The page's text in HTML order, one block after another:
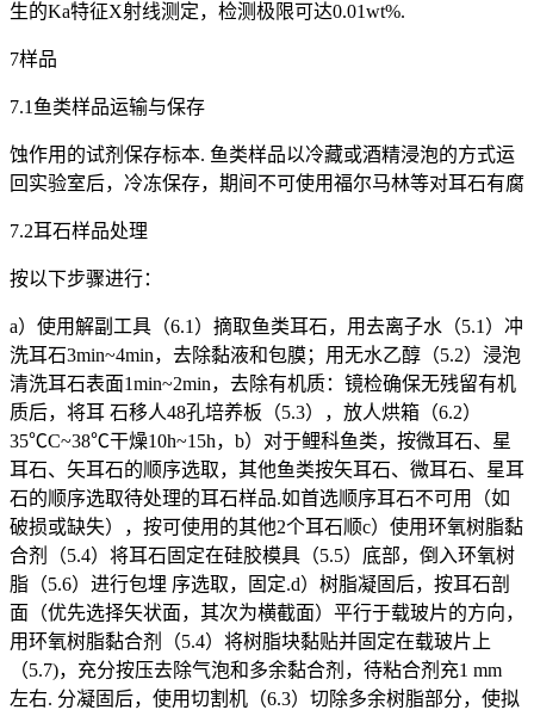
生的Ka特征X射线测定，检测极限可达0.01wt%.
7样品
7.1鱼类样品运输与保存
蚀作用的试剂保存标本. 鱼类样品以冷藏或酒精浸泡的方式运
回实验室后，冷冻保存，期间不可使用福尔马林等对耳石有腐
7.2耳石样品处理
按以下步骤进行：
a）使用解副工具（6.1）摘取鱼类耳石，用去离子水（5.1）冲
洗耳石3min~4min，去除黏液和包膜；用无水乙醇（5.2）浸泡
清洗耳石表面1min~2min，去除有机质：镜检确保无残留有机
质后，将耳 石移人48孔培养板（5.3），放人烘箱（6.2）
35℃C~38℃干燥10h~15h，b）对于鲤科鱼类，按微耳石、星
耳石、矢耳石的顺序选取，其他鱼类按矢耳石、微耳石、星耳
石的顺序选取待处理的耳石样品.如首选顺序耳石不可用（如
破损或缺失），按可使用的其他2个耳石顺c）使用环氧树脂黏
合剂（5.4）将耳石固定在硅胶模具（5.5）底部，倒入环氧树
脂（5.6）进行包埋 序选取，固定.d）树脂凝固后，按耳石剖
面（优先选择矢状面，其次为横截面）平行于载玻片的方向，
用环氧树脂黏合剂（5.4）将树脂块黏贴并固定在载玻片上
（5.7)，充分按压去除气泡和多余黏合剂，待粘合剂充1 mm
左右. 分凝固后，使用切割机（6.3）切除多余树脂部分，使拟